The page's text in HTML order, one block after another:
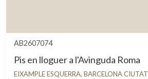
AB2607074
Pis en lloguer a l'Avinguda Roma
EIXAMPLE ESQUERRA, BARCELONA CIUTAT